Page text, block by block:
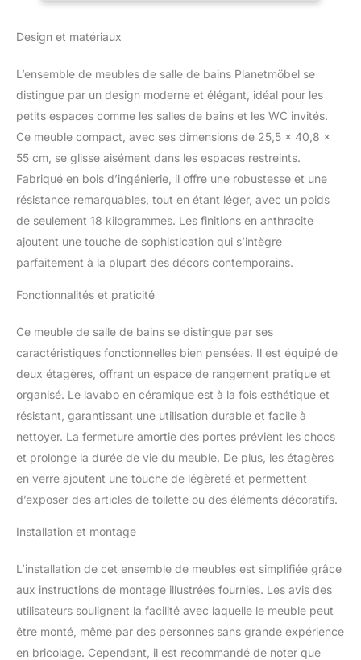
céramique de qualité
supérieure séduit par sa
surface lisse et facile
harmonieusement au
design. Confort au
quotidien grâce à la
fermeture en douceur : la
douceur et sans bruit -
idéal pour les familles, les
visites nocturnes dans la
bois mélaminé protège
de l'humidité, des
durable pour une
utilisation quotidienne.
Contenu de la livraison :
1x armoire sous lavabo,
matériel de montage,
instructions de montage
Design et matériaux
L’ensemble de meubles de salle de bains Planetmöbel se
distingue par un design moderne et élégant, idéal pour les
petits espaces comme les salles de bains et les WC invités.
Ce meuble compact, avec ses dimensions de 25,5 x 40,8 x
55 cm, se glisse aisément dans les espaces restreints.
Fabriqué en bois d’ingénierie, il offre une robustesse et une
résistance remarquables, tout en étant léger, avec un poids
de seulement 18 kilogrammes. Les finitions en anthracite
ajoutent une touche de sophistication qui s’intègre
parfaitement à la plupart des décors contemporains.
Fonctionnalités et praticité
Ce meuble de salle de bains se distingue par ses
caractéristiques fonctionnelles bien pensées. Il est équipé de
deux étagères, offrant un espace de rangement pratique et
organisé. Le lavabo en céramique est à la fois esthétique et
résistant, garantissant une utilisation durable et facile à
nettoyer. La fermeture amortie des portes prévient les chocs
et prolonge la durée de vie du meuble. De plus, les étagères
en verre ajoutent une touche de légèreté et permettent
d’exposer des articles de toilette ou des éléments décoratifs.
Installation et montage
L’installation de cet ensemble de meubles est simplifiée grâce
aux instructions de montage illustrées fournies. Les avis des
utilisateurs soulignent la facilité avec laquelle le meuble peut
être monté, même par des personnes sans grande expérience
en bricolage. Cependant, il est recommandé de noter que